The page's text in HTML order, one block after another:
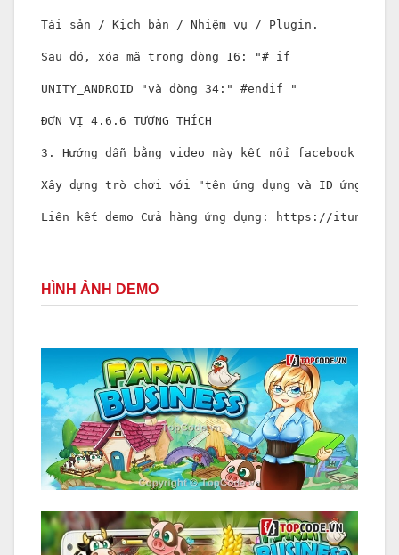
Tài sản / Kịch bản / Nhiệm vụ / Plugin.
Sau đó, xóa mã trong dòng 16: "# if
UNITY_ANDROID "và dòng 34:" #endif "
ĐƠN VỊ 4.6.6 TƯƠNG THÍCH
3. Hướng dẫn bằng video này kết nối facebook
Xây dựng trò chơi với "tên ứng dụng và ID ứng
Liên kết demo Cửa hàng ứng dụng: https://
HÌNH ẢNH DEMO